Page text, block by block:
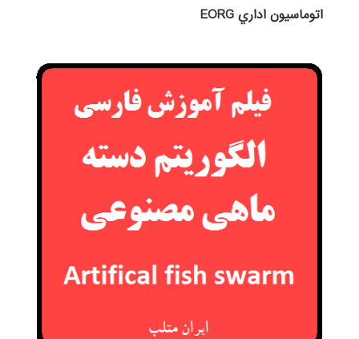
اتوماسيون اداري EORG